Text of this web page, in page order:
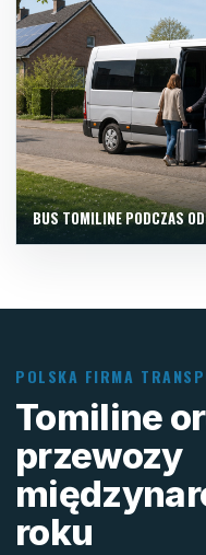
BUS TOMILINE PODCZAS
POLSKA FIRMA
Tomiline
przewozy
roku